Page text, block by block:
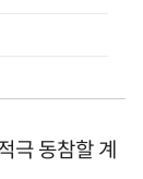
극 동참할 계